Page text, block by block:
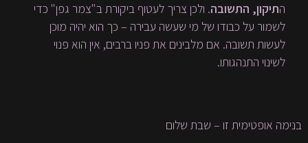
התיקון, התשובה. ולכן צריך לעטוף ביקורת ב"צמר גפן" כדי
לשמור על כבודו של מי שעשה עבירה – כך הוא יהיה מוכן
לעשות תשובה. אם מלבינים את פניו ברבים, אין הוא פנוי
לשינוי התנהגותו.
בנימה אופטימית זו – שבת שלום